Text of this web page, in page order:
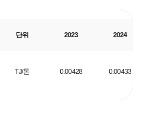
단위 2023 2024
TJ/톤 0.00428 0.00433